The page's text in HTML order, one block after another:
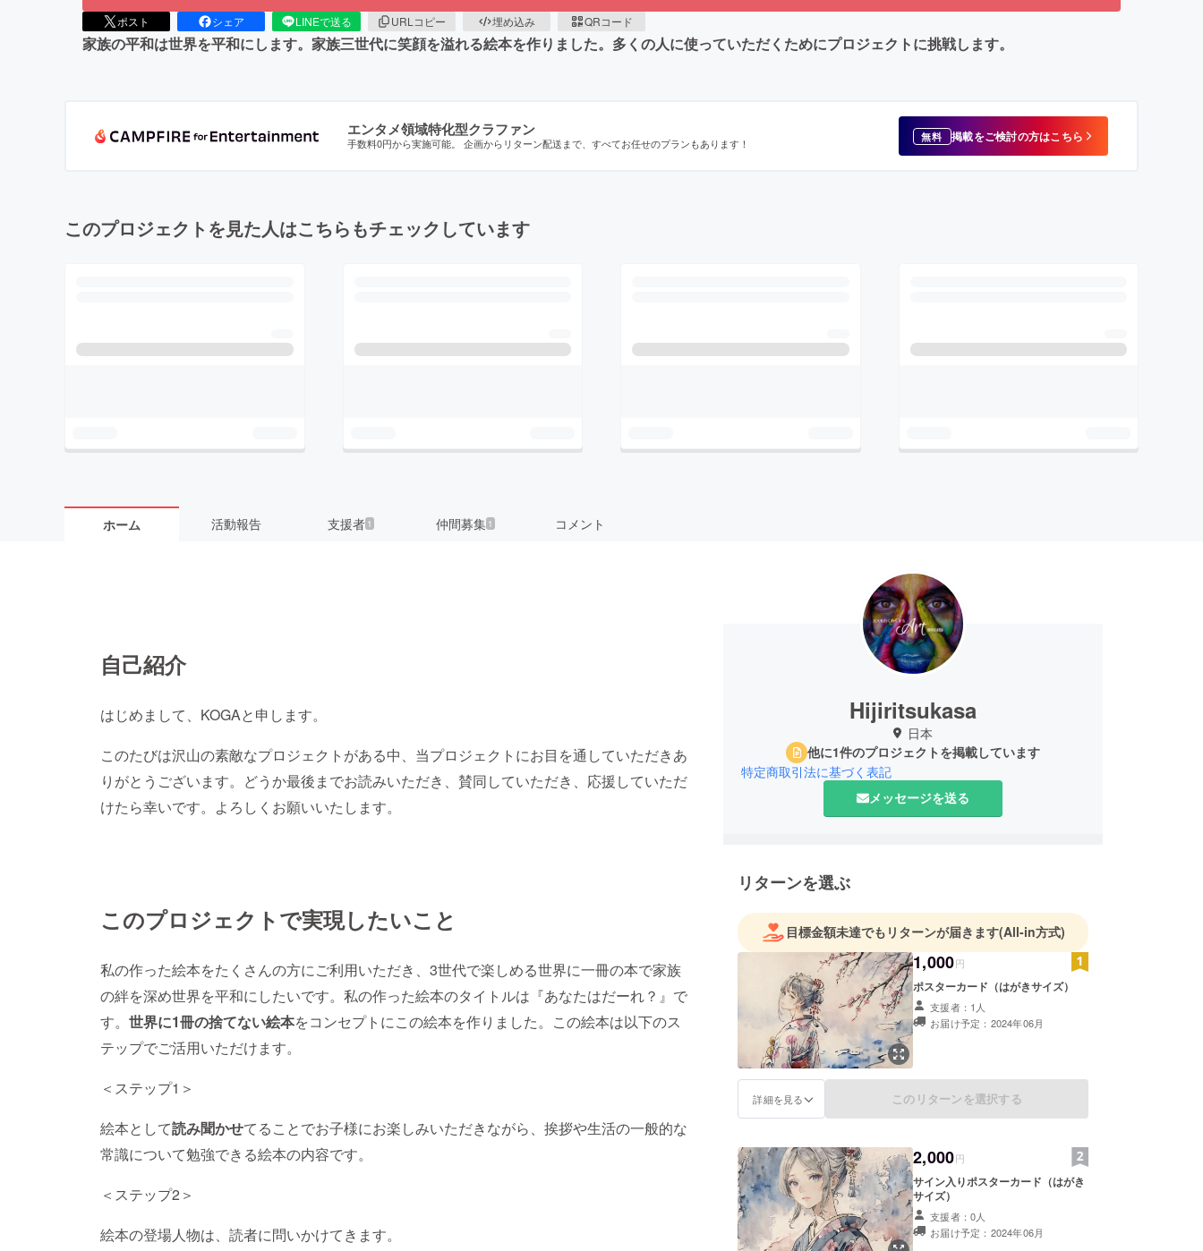
ポスト シェア LINEで送る URLコピー 埋め込み QRコード
家族の平和は世界を平和にします。家族三世代に笑顔を溢れる絵本を作りました。多くの人に使っていただくためにプロジェクトに挑戦します。
エンタメ領域特化型クラファン
手数料0円から実施可能。 企画からリターン配送まで、すべてお任せのプランもあります！ 無料 掲載をご検討の方はこちら
このプロジェクトを見た人はこちらもチェックしています
ホーム 活動報告 支援者 1 仲間募集 1 コメント
自己紹介
はじめまして、KOGAと申します。
このたびは沢山の素敵なプロジェクトがある中、当プロジェクトにお目を通していただきあ
りがとうございます。どうか最後までお読みいただき、賛同していただき、応援していただ
けたら幸いです。よろしくお願いいたします。
このプロジェクトで実現したいこと
私の作った絵本をたくさんの方にご利用いただき、3世代で楽しめる世界に一冊の本で家族
の絆を深め世界を平和にしたいです。私の作った絵本のタイトルは『あなたはだーれ？』で
す。 世界に1冊の捨てない絵本をコンセプトにこの絵本を作りました。この絵本は以下のス
テップでご活用いただけます。
＜ステップ1＞
絵本として読み聞かせてることでお子様にお楽しみいただきながら、挨拶や生活の一般的な
常識について勉強できる絵本の内容です。
＜ステップ2＞
絵本の登場人物は、読者に問いかけてきます。
Hijiritsukasa
日本
他に1件のプロジェクトを掲載しています
特定商取引法に基づく表記
メッセージを送る
リターンを選ぶ
目標金額未達でもリターンが届きます(All-in方式)
1,000円
ポスターカード（はがきサイズ）
支援者：1人
お届け予定：2024年06月
詳細を見る このリターンを選択する
2,000円
サイン入りポスターカード（はがき
サイズ）
支援者：0人
お届け予定：2024年06月